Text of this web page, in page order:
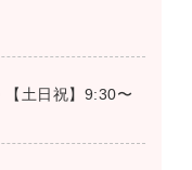
土日祝】9:30〜